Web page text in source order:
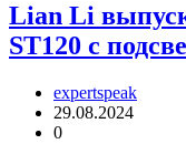
Lian Li
ST120 с
expertspeak
29.08.2024
0